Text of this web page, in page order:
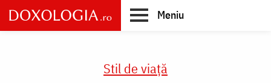
Skip
to
main
Meniu
Stil de viaţă